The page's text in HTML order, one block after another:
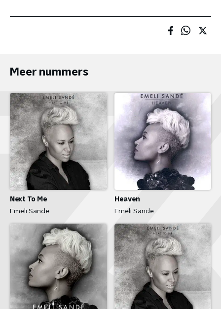
Meer nummers
Next To Me
Emeli Sande
Heaven
Emeli Sande